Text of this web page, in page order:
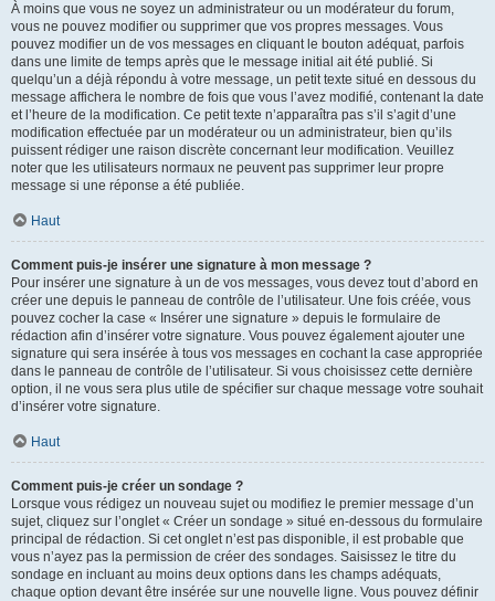
À moins que vous ne soyez un administrateur ou un modérateur du forum,
vous ne pouvez modifier ou supprimer que vos propres messages. Vous
pouvez modifier un de vos messages en cliquant le bouton adéquat, parfois
dans une limite de temps après que le message initial ait été publié. Si
quelqu’un a déjà répondu à votre message, un petit texte situé en dessous du
message affichera le nombre de fois que vous l’avez modifié, contenant la date
et l’heure de la modification. Ce petit texte n’apparaîtra pas s’il s’agit d’une
modification effectuée par un modérateur ou un administrateur, bien qu’ils
puissent rédiger une raison discrète concernant leur modification. Veuillez
noter que les utilisateurs normaux ne peuvent pas supprimer leur propre
message si une réponse a été publiée.
Haut
Comment puis-je insérer une signature à mon message ?
Pour insérer une signature à un de vos messages, vous devez tout d’abord en
créer une depuis le panneau de contrôle de l’utilisateur. Une fois créée, vous
pouvez cocher la case « Insérer une signature » depuis le formulaire de
rédaction afin d’insérer votre signature. Vous pouvez également ajouter une
signature qui sera insérée à tous vos messages en cochant la case appropriée
dans le panneau de contrôle de l’utilisateur. Si vous choisissez cette dernière
option, il ne vous sera plus utile de spécifier sur chaque message votre souhait
d’insérer votre signature.
Haut
Comment puis-je créer un sondage ?
Lorsque vous rédigez un nouveau sujet ou modifiez le premier message d’un
sujet, cliquez sur l’onglet « Créer un sondage » situé en-dessous du formulaire
principal de rédaction. Si cet onglet n’est pas disponible, il est probable que
vous n’ayez pas la permission de créer des sondages. Saisissez le titre du
sondage en incluant au moins deux options dans les champs adéquats,
chaque option devant être insérée sur une nouvelle ligne. Vous pouvez définir